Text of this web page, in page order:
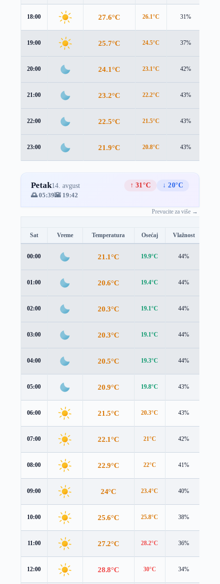
18:00 27.6°C 26.1°C 31%
19:00 25.7°C 24.5°C 37%
20:00 24.1°C 23.1°C 42%
21:00 23.2°C 22.2°C 43%
22:00 22.5°C 21.5°C 43%
23:00 21.9°C 20.8°C 43%
Petak14. avgust ↑ 31°C
↓ 20°C
🌅 05:39🌇 19:42
Prevucite za više →
Sat Vreme Temperatura Osećaj Vlažnost
00:00 21.1°C 19.9°C 44%
01:00 20.6°C 19.4°C 44%
02:00 20.3°C 19.1°C 44%
03:00 20.3°C 19.1°C 44%
04:00 20.5°C 19.3°C 44%
05:00 20.9°C 19.8°C 43%
06:00 21.5°C 20.3°C 43%
07:00 22.1°C 21°C 42%
08:00 22.9°C 22°C 41%
09:00 24°C 23.4°C 40%
10:00 25.6°C 25.8°C 38%
11:00 27.2°C 28.2°C 36%
12:00 28.8°C 30°C 34%